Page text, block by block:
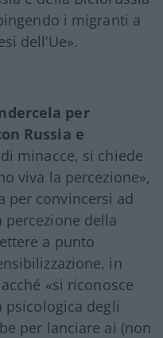
i migranti a
dell’Ue».
per
Russia e
minacce, si chiede
viva la percezione»,
per convincersi ad
percezione della
a punto
in
«si riconosce
psicologica degli
per lanciare ai (non